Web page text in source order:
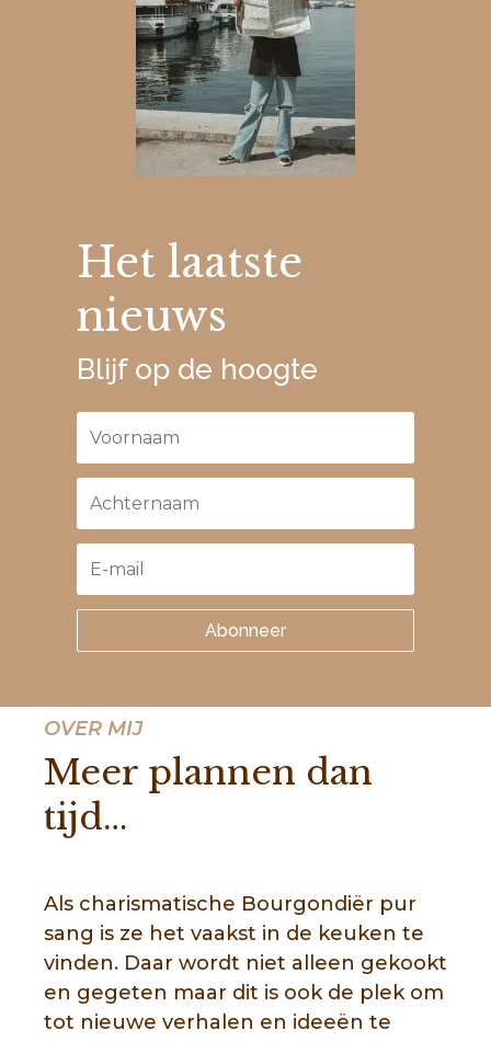
Het laatste
nieuws
Blijf op de hoogte
Abonneer
OVER MIJ
Meer plannen dan
tijd…
Als charismatische Bourgondiër pur
sang is ze het vaakst in de keuken te
vinden. Daar wordt niet alleen gekookt
en gegeten maar dit is ook de plek om
tot nieuwe verhalen en ideeën te